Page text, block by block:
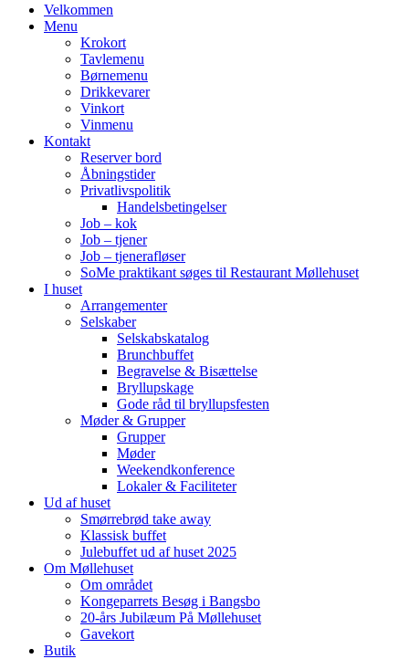
Primary
Menu
Velkommen
Menu
Krokort
Tavlemenu
Børnemenu
Drikkevarer
Vinkort
Vinmenu
Kontakt
Reserver bord
Åbningstider
Privatlivspolitik
Handelsbetingelser
Job – kok
Job – tjener
Job – tjenerafløser
SoMe praktikant søges til Restaurant Møllehuset
I huset
Arrangementer
Selskaber
Selskabskatalog
Brunchbuffet
Begravelse & Bisættelse
Bryllupskage
Gode råd til bryllupsfesten
Møder & Grupper
Grupper
Møder
Weekendkonference
Lokaler & Faciliteter
Ud af huset
Smørrebrød take away
Klassisk buffet
Julebuffet ud af huset 2025
Om Møllehuset
Om området
Kongeparrets Besøg i Bangsbo
20-års Jubilæum På Møllehuset
Gavekort
Butik